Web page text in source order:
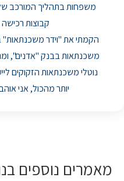
משפחות בתהליך המורכב של
קבוצות רכישה
משכנתאות בבנק "אדנים",
נוטלי משכנתאות הזקוקים
יותר מהכול, אני אוהב
מאמרים נוספים